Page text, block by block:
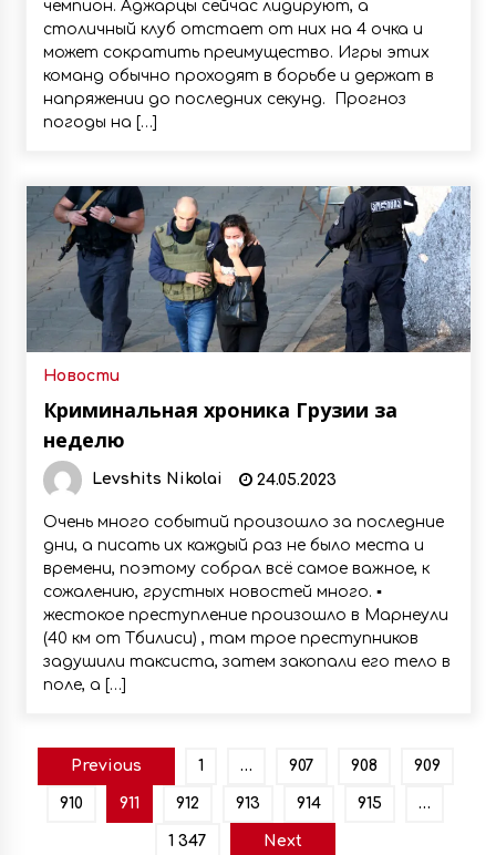
чемпион. Аджарцы сейчас лидируют, а
столичный клуб отстает от них на 4 очка и
может сократить преимущество. Игры этих
команд обычно проходят в борьбе и держат в
напряжении до последних секунд. Прогноз
погоды на […]
Новости
Криминальная хроника Грузии за
неделю
Levshits Nikolai 24.05.2023
Очень много событий произошло за последние
дни, а писать их каждый раз не было места и
времени, поэтому собрал всё самое важное, к
сожалению, грустных новостей много. ▪️
жестокое преступление произошло в Марнеули
(40 км от Тбилиси) , там трое преступников
задушили таксиста, затем закопали его тело в
поле, а […]
Пагинация
записей
Previous 1 … 907 908 909
910 911 912 913 914 915 …
1 347 Next